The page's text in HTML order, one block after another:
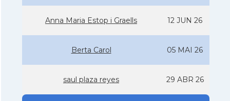
Anna Maria Estop i Graells 12 JUN 26
Berta Carol 05 MAI 26
saul plaza reyes 29 ABR 26